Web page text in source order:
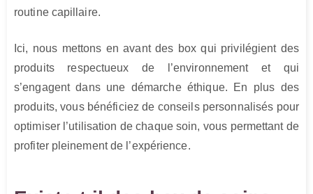
routine capillaire.
Ici, nous mettons en avant des box qui privilégient des
produits respectueux de l’environnement et qui
s’engagent dans une démarche éthique. En plus des
produits, vous bénéficiez de conseils personnalisés pour
optimiser l’utilisation de chaque soin, vous permettant de
profiter pleinement de l’expérience.